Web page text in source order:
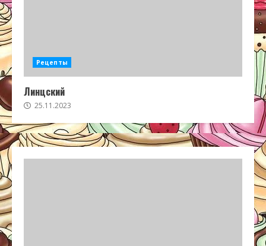
Рецепты
Линцский
25.11.2023